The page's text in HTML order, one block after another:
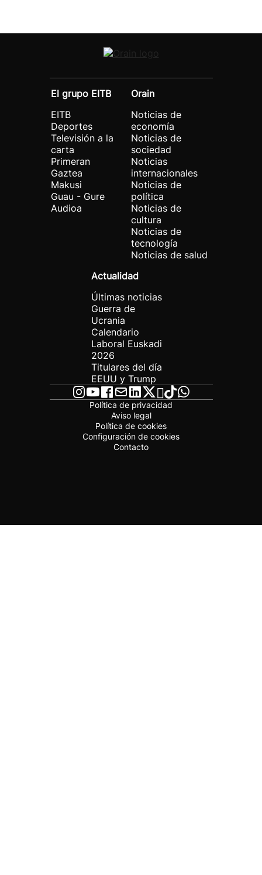
El grupo EITB
EITB
Deportes
Televisión a la
carta
Primeran
Gaztea
Makusi
Guau - Gure
Audioa
Orain
Noticias de
economía
Noticias de
sociedad
Noticias
internacionales
Noticias de
política
Noticias de
cultura
Noticias de
tecnología
Noticias de salud
Actualidad
Últimas noticias
Guerra de
Ucrania
Calendario
Laboral Euskadi
2026
Titulares del día
EEUU y Trump
Política de privacidad
Aviso legal
Política de cookies
Configuración de cookies
Contacto